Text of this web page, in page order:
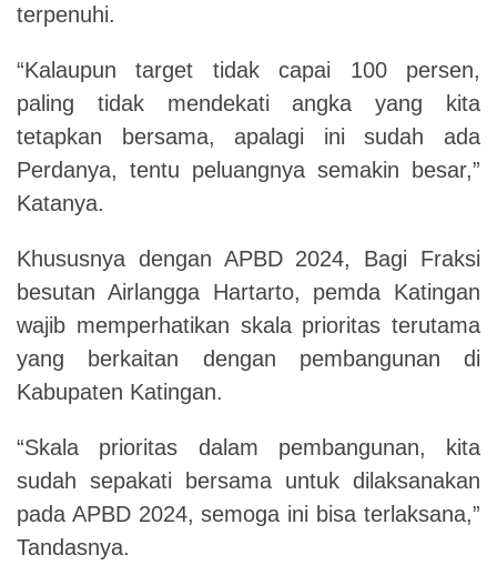
terpenuhi.
“Kalaupun target tidak capai 100 persen,
paling tidak mendekati angka yang kita
tetapkan bersama, apalagi ini sudah ada
Perdanya, tentu peluangnya semakin besar,”
Katanya.
Khususnya dengan APBD 2024, Bagi Fraksi
besutan Airlangga Hartarto, pemda Katingan
wajib memperhatikan skala prioritas terutama
yang berkaitan dengan pembangunan di
Kabupaten Katingan.
“Skala prioritas dalam pembangunan, kita
sudah sepakati bersama untuk dilaksanakan
pada APBD 2024, semoga ini bisa terlaksana,”
Tandasnya.